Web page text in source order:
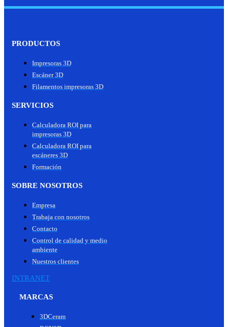
PRODUCTOS
Impresoras 3D
Escáner 3D
Filamentos impresoras 3D
SERVICIOS
Calculadora ROI para
impresoras 3D
Calculadora ROI para
escáneres 3D
Formación
SOBRE NOSOTROS
Empresa
Trabaja con nosotros
Contacto
Control de calidad y medio
ambiente
Nuestros clientes
INTRANET
MARCAS
3DCeram